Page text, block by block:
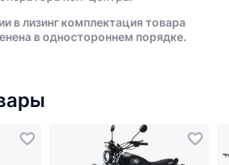
в лизинг комплектация товара
в одностороннем порядке.